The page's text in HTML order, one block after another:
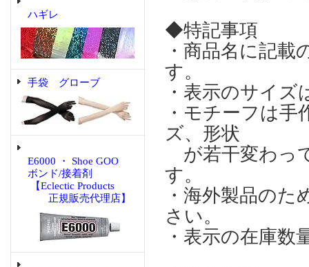
ハギレ
手袋 グローブ
E6000 ・ Shoe GOO
ボンド/接着剤
【Eclectic Products
正規販売代理店】
◆特記事項
・商品名に記
す。
・表示のサイ
・モチーフは
ズ、形状
が若干変わっ
す。
・海外製品の
さい。
・表示の在庫